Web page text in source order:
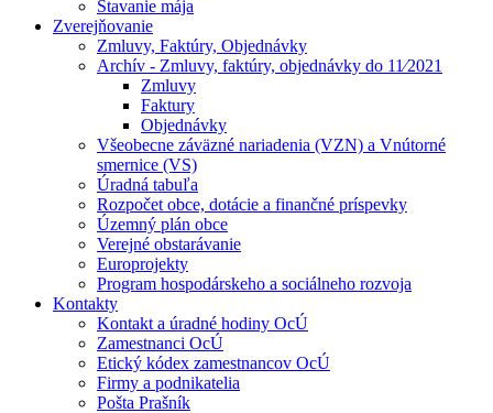
Stavanie mája
Zverejňovanie
Zmluvy, Faktúry, Objednávky
Archív - Zmluvy, faktúry, objednávky do 11⁄2021
Zmluvy
Faktury
Objednávky
Všeobecne záväzné nariadenia (VZN) a Vnútorné
smernice (VS)
Úradná tabuľa
Rozpočet obce, dotácie a finančné príspevky
Územný plán obce
Verejné obstarávanie
Europrojekty
Program hospodárskeho a sociálneho rozvoja
Kontakty
Kontakt a úradné hodiny OcÚ
Zamestnanci OcÚ
Etický kódex zamestnancov OcÚ
Firmy a podnikatelia
Pošta Prašník